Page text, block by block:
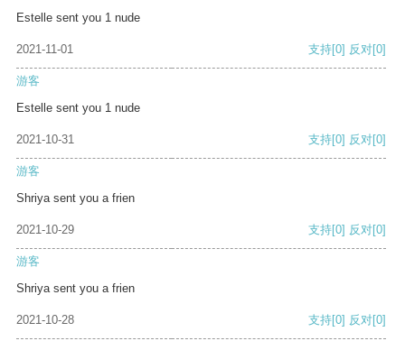
Estelle sent you 1 nude
2021-11-01 支持[0] 反对[0]
游客
Estelle sent you 1 nude
2021-10-31 支持[0] 反对[0]
游客
Shriya sent you a frien
2021-10-29 支持[0] 反对[0]
游客
Shriya sent you a frien
2021-10-28 支持[0] 反对[0]